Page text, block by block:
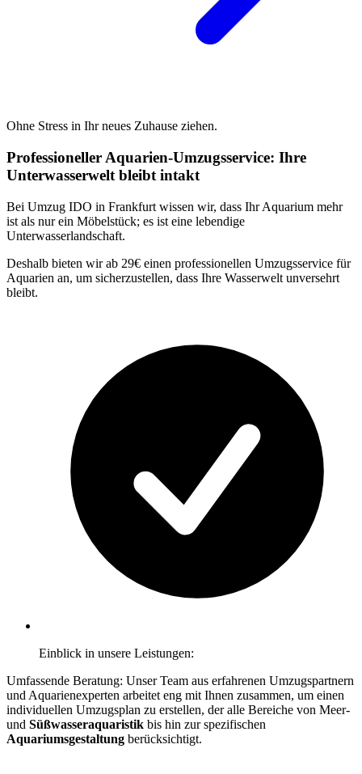
Ohne Stress in Ihr neues Zuhause ziehen.
Professioneller Aquarien-Umzugsservice: Ihre
Unterwasserwelt bleibt intakt
Bei Umzug IDO in Frankfurt wissen wir, dass Ihr Aquarium mehr
ist als nur ein Möbelstück; es ist eine lebendige
Unterwasserlandschaft.
Deshalb bieten wir ab 29€ einen professionellen Umzugsservice für
Aquarien an, um sicherzustellen, dass Ihre Wasserwelt unversehrt
bleibt.
Einblick in unsere Leistungen:
Umfassende Beratung: Unser Team aus erfahrenen Umzugspartnern
und Aquarienexperten arbeitet eng mit Ihnen zusammen, um einen
individuellen Umzugsplan zu erstellen, der alle Bereiche von Meer-
und Süßwasseraquaristik bis hin zur spezifischen
Aquariumsgestaltung berücksichtigt.